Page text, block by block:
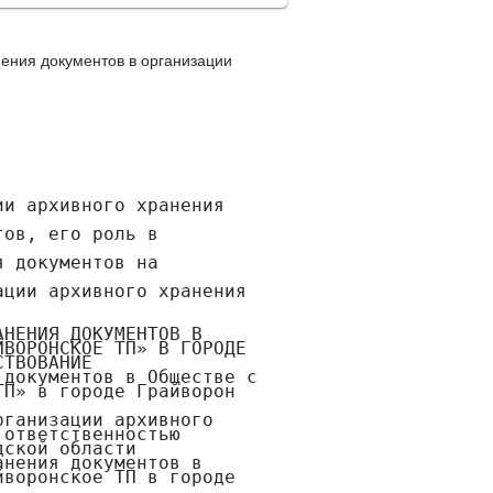
документов в организации